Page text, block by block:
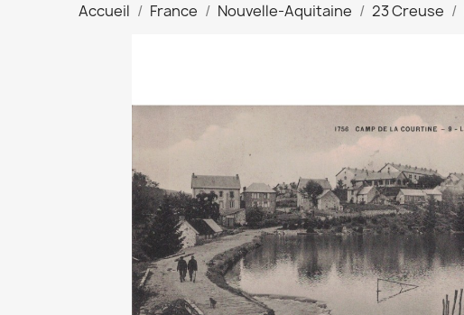
Accueil France Nouvelle-Aquitaine 23 Creuse